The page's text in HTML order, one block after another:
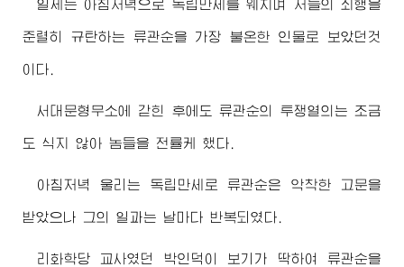
일제는 아침저녁으로 독립만세를 웨치며 저들의 죄행을
준렬히 규탄하는 류관순을 가장 불온한 인물로 보았던것
이다.
서대문형무소에 갇힌 후에도 류관순의 투쟁열의는 조금
도 식지 않아 놈들을 전률케 했다.
아침저녁 울리는 독립만세로 류관순은 악착한 고문을
받았으나 그의 일과는 날마다 반복되였다.
리화학당 교사였던 박인덕이 보기가 딱하여 류관순을